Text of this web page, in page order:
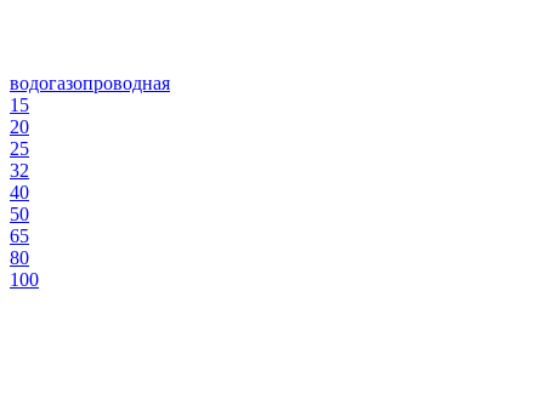
водогазопроводная
15
20
25
32
40
50
65
80
100